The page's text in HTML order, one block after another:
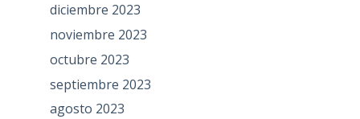
diciembre 2023
noviembre 2023
octubre 2023
septiembre 2023
agosto 2023